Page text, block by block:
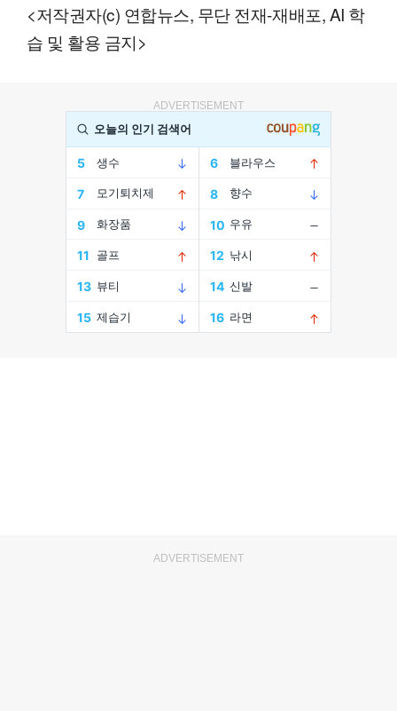
<저작권자(c) 연합뉴스, 무단 전재-재배포, AI 학
습 및 활용 금지>
ADVERTISEMENT
ADVERTISEMENT